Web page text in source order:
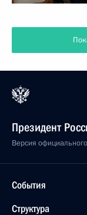
Президент
Версия
События
Структура